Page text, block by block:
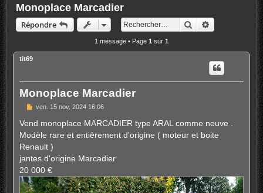
Monoplace Marcadier
Répondre RechercherRecherche
1 message • Page 1 sur 1
tit69
Monoplace Marcadier
M
s
a
g
e
ven. 15 nov. 2024 16:06
Vend monoplace MARCADIER type ARAL comme neuve .
Modèle rare et entièrement d'origine ( moteur et boite
Renault )
jantes d'origine Marcadier
20 000 €